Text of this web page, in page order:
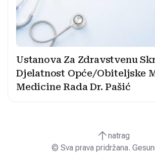
Ustanova Za Zdravstvenu
Djelatnost Opće/Obiteljske
Medicine Rada Dr. Pašić
natrag
© Sva prava pridržana.